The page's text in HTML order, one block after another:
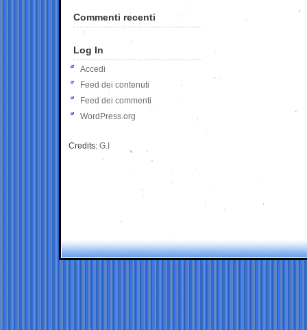
Commenti recenti
Log In
Accedi
Feed dei contenuti
Feed dei commenti
WordPress.org
Credits: G.I